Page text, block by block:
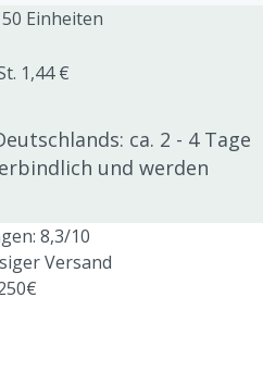
50 Einheiten
1,44 €
ca. 2 - 4 Tage
und werden
8,3/10
Versand